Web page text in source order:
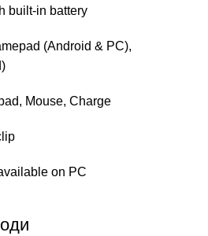
built-in battery
(Android & PC),
Mouse, Charge
on PC